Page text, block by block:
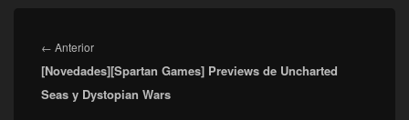
de
entradas
← AnteriorEntrada
anterior:
[Novedades][Spartan Games] Previews de Uncharted
Seas y Dystopian Wars